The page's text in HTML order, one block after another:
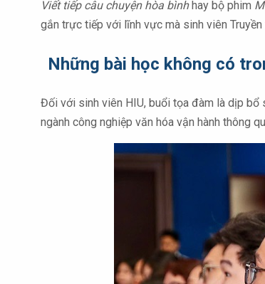
Viết tiếp câu chuyện hòa bìnhhay bộ phim
gắn trực tiếp với lĩnh vực mà sinh viên
Những bài học không có
Đối với sinh viên HIU, buổi tọa đàm là dịp bổ
ngành công nghiệp văn hóa vận hành thông